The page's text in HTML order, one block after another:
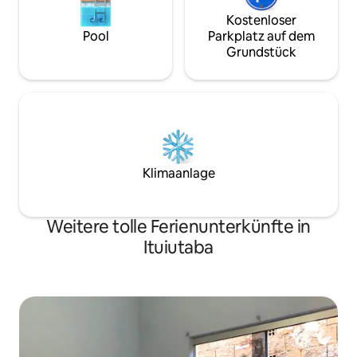
Pool
Kostenloser
Parkplatz auf dem
Grundstück
Klimaanlage
Weitere tolle Ferienunterkünfte in
Ituiutaba